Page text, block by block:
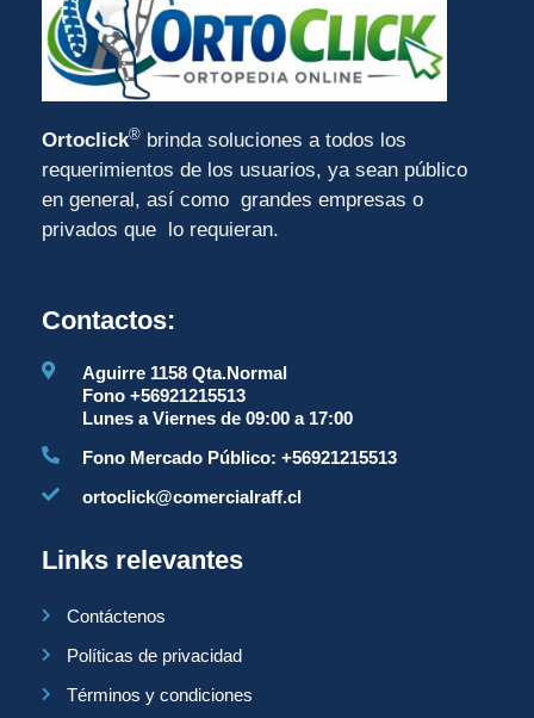
Ortoclick® brinda soluciones a todos los
requerimientos de los usuarios, ya sean público
en general, así como grandes empresas o
privados que lo requieran.
Contactos:
Aguirre 1158 Qta.Normal
Fono +56921215513
Lunes a Viernes de 09:00 a 17:00
Fono Mercado Público: +56921215513
ortoclick@comercialraff.cl
Links relevantes
Contáctenos
Políticas de privacidad
Términos y condiciones